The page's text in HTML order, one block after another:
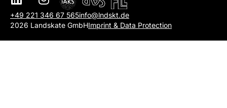
+49 221 346 67 565info@lndskt.de
2026 Landskate GmbHImprint & Data Protection